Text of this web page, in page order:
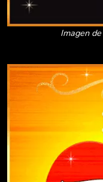
Imagen